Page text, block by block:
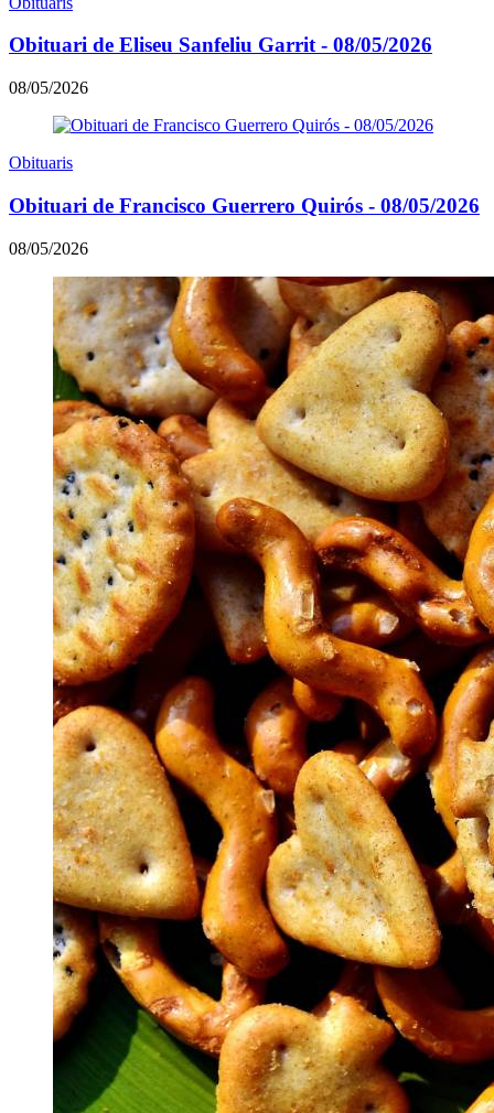
Obituari de Eliseu Sanfeliu Garrit - 08/05/2026
08/05/2026
Obituaris
Obituari de Francisco Guerrero Quirós - 08/05/2026
08/05/2026